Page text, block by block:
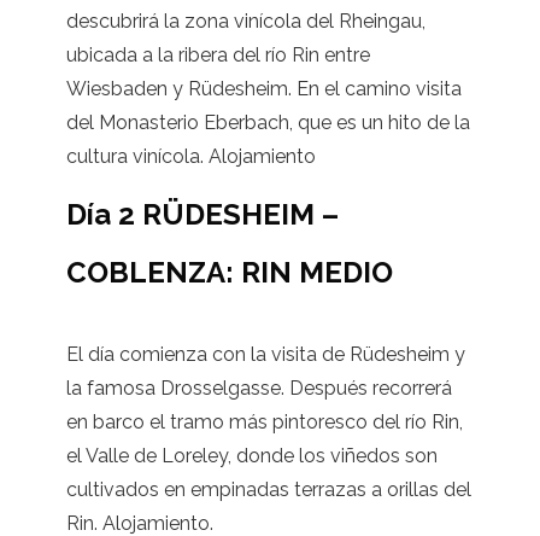
descubrirá la zona vinícola del Rheingau,
ubicada a la ribera del río Rin entre
Wiesbaden y Rüdesheim. En el camino visita
del Monasterio Eberbach, que es un hito de la
cultura vinícola. Alojamiento
Día 2 RÜDESHEIM –
COBLENZA: RIN MEDIO
El día comienza con la visita de Rüdesheim y
la famosa Drosselgasse. Después recorrerá
en barco el tramo más pintoresco del río Rin,
el Valle de Loreley, donde los viñedos son
cultivados en empinadas terrazas a orillas del
Rin. Alojamiento.